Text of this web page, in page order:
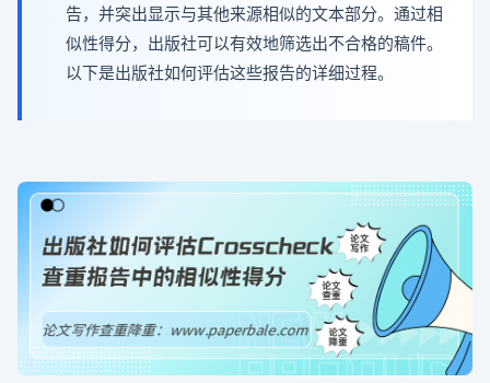
告，并突出显示与其他来源相似的文本部分。通过相
似性得分，出版社可以有效地筛选出不合格的稿件。
以下是出版社如何评估这些报告的详细过程。